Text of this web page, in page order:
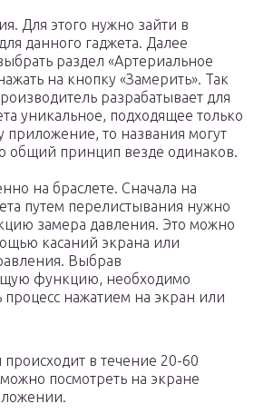
Для этого нужно зайти в
данного гаджета. Далее
раздел «Артериальное
на кнопку «Замерить». Так
разрабатывает для
уникальное, подходящее только
приложение, то названия могут
общий принцип везде одинаков.
на браслете. Сначала на
путем перелистывания нужно
замера давления. Это можно
касаний экрана или
Выбрав
функцию, необходимо
процесс нажатием на экран или
в течение 20-60
можно посмотреть на экране